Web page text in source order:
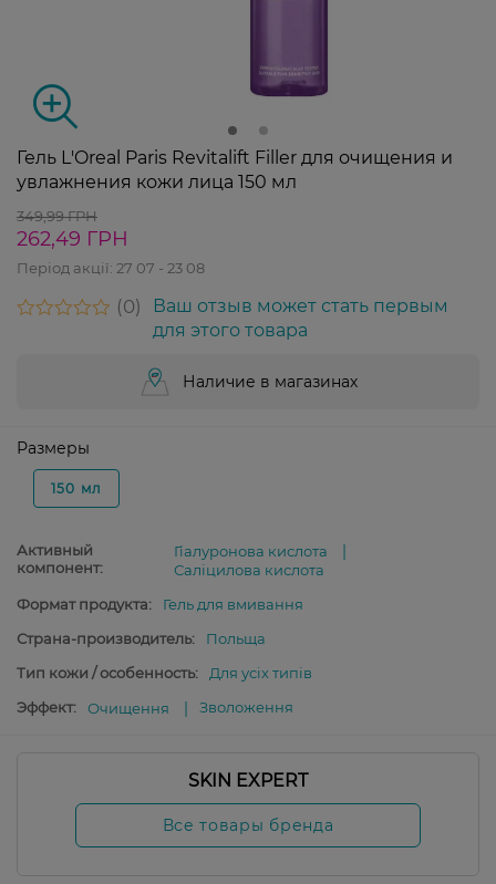
Гель L'Oreal Paris Revitalift Filler для очищения и
увлажнения кожи лица 150 мл
349,99 ГРН
262,49 ГРН
Період акції: 27 07 - 23 08
0
Ваш отзыв может стать первым
для этого товара
Наличие в магазинах
Размеры
150 мл
Активный
компонент:
Гіалуронова кислота
Саліцилова кислота
Формат продукта:
Гель для вмивання
Страна-производитель:
Польща
Тип кожи / особенность:
Для усіх типів
Эффект:
Очищення Зволоження
SKIN EXPERT
Все товары бренда